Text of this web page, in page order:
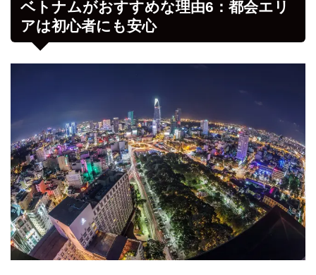
ベトナムがおすすめな理由6：都会エリ
アは初心者にも安心